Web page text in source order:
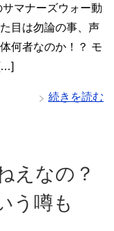
マナーズウォー動
目は勿論の事、声
何者なのか！？ モ
続きを読む
えなの？
う噂も